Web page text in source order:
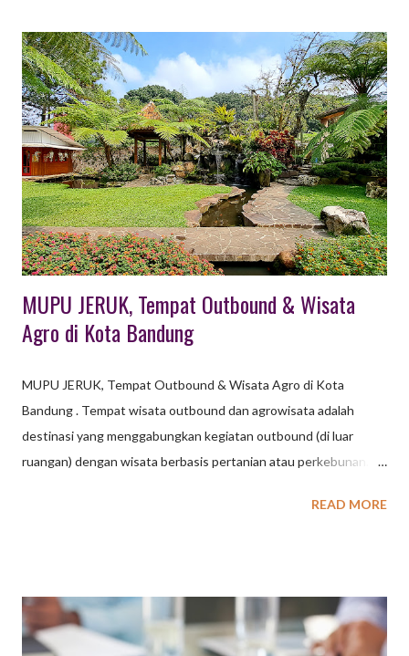
beach party, superhero) akan membuat karyawan lebih
bersemangat dan meningkatkan kehadiran acara. Memperkuat
Budaya dan Pesan Perusahaan: Tema dapat disesuaikan untuk
menyisipkan nilai-nilai, budaya, atau tujuan perusahaan secara
halus agar lebih mudah diterima dan diingat. Menciptakan
Suasana Santai dan Cair: Konsep bertema sering kali mendorong
peserta untuk berinteraksi lebih terbuka, mengurangi batasan
hierarki, dan memecah kebekuan antar departemen. Mendorong
Kreativitas dan Kerja Sama ...
MUPU JERUK, Tempat Outbound & Wisata
Agro di Kota Bandung
MUPU JERUK, Tempat Outbound & Wisata Agro di Kota
Bandung . Tempat wisata outbound dan agrowisata adalah
destinasi yang menggabungkan kegiatan outbound (di luar
ruangan) dengan wisata berbasis pertanian atau perkebunan.
kelompok di alam terbuka, serta kesempatan untuk belajar
meningkatkan keterampilan kepemimpinan, atau sekadar
rekreasi. Agrowisata: Merupakan jenis pariwisata yang
READ MORE